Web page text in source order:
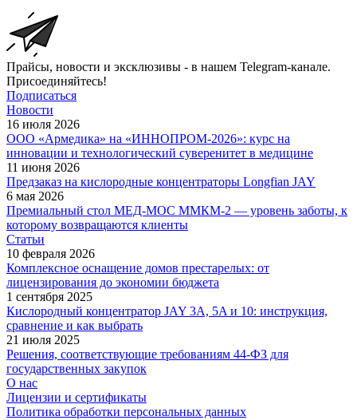
Прайсы, новости и эксклюзивы - в нашем Telegram-канале.
Присоединяйтесь!
Подписаться
Новости
16 июля 2026
ООО «Армедика» на «ИННОПРОМ-2026»: курс на
инновации и технологический суверенитет в медицине
11 июня 2026
Предзаказ на кислородные концентраторы Longfian JAY
6 мая 2026
Премиальный стол МЕД-МОС ММКМ-2 — уровень заботы, к
которому возвращаются клиенты
Статьи
10 февраля 2026
Комплексное оснащение домов престарелых: от
лицензирования до экономии бюджета
1 сентября 2025
Кислородный концентратор JAY 3A, 5A и 10: инструкция,
сравнение и как выбрать
21 июля 2025
Решения, соответствующие требованиям 44-ФЗ для
государственных закупок
О нас
Лицензии и сертификаты
Политика обработки персональных данных